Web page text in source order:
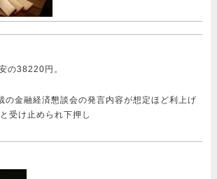
の38220円。
の金融経済懇談会の発言内容が想定ほど利上げ
受け止められ下押し